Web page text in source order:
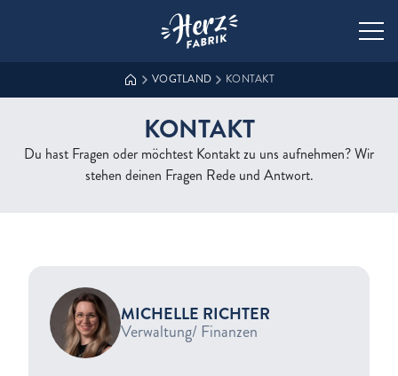
Zur Startseite der Herzfabrik
VOGTLAND KONTAKT
KONTAKT
Du hast Fragen oder möchtest Kontakt zu uns aufnehmen? Wir
stehen deinen Fragen Rede und Antwort.
MICHELLE RICHTER
Verwaltung/ Finanzen